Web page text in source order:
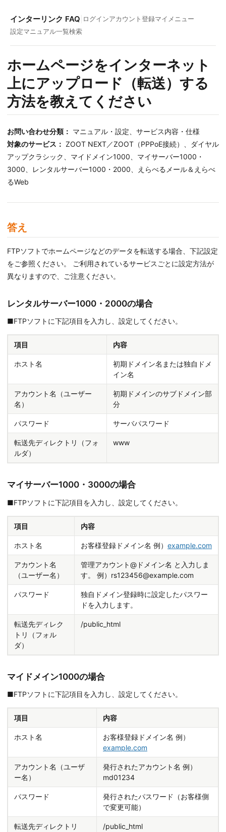
インターリンク FAQ ログインアカウント登録マイメニュー
設定マニュアル一覧検索
ホームページをインターネット
上にアップロード（転送）する
方法を教えてください
お問い合わせ分類： マニュアル・設定、サービス内容・仕様
対象のサービス： ZOOT NEXT／ZOOT（PPPoE接続）、ダイヤル
アップクラシック、マイドメイン1000、マイサーバー1000・
3000、レンタルサーバー1000・2000、えらべるメール＆えらべ
るWeb
答え
FTPソフトでホームページなどのデータを転送する場合、下記設定
をご参照ください。 ご利用されているサービスごとに設定方法が
異なりますので、ご注意ください。
レンタルサーバー1000・2000の場合
■FTPソフトに下記項目を入力し、設定してください。
項目 内容
ホスト名
初期ドメイン名または独自ドメ
イン名
アカウント名（ユーザー
名）
初期ドメインのサブドメイン部
分
パスワード サーバパスワード
転送先ディレクトリ（フォ
ルダ）
www
マイサーバー1000・3000の場合
■FTPソフトに下記項目を入力し、設定してください。
項目 内容
ホスト名 お客様登録ドメイン名 例） example.com
アカウント名
（ユーザー名）
管理アカウント@ドメイン名 と入力しま
す。 例）rs123456@example.com
パスワード
独自ドメイン登録時に設定したパスワー
ドを入力します。
転送先ディレク
トリ（フォル
ダ）
/public_html
マイドメイン1000の場合
■FTPソフトに下記項目を入力し、設定してください。
項目 内容
ホスト名
お客様登録ドメイン名 例）
example.com
アカウント名（ユーザ
ー名）
発行されたアカウント名 例）
md01234
パスワード
発行されたパスワード（お客様側
で変更可能）
転送先ディレクトリ
/public_html